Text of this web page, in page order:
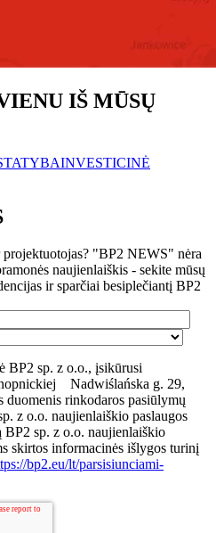
IŠ MŪSŲ
INVESTICINĖ
projektuotojas? "BP2 NEWS" nėra
naujienlaiškis - sekite mūsų
ir sparčiai besiplečiantį BP2
BP2 sp. z o.o., įsikūrusi
Nadwiślańska g. 29,
duomenis rinkodaros pasiūlymų
z o.o. naujienlaiškio paslaugos
BP2 sp. z o.o. naujienlaiškio
skirtos informacinės išlygos turinį
bp2.eu/lt/parsisiunciami-